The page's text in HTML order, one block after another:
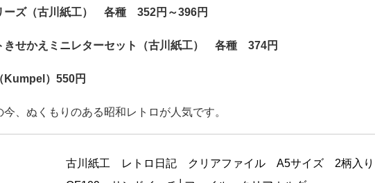
ップ】菅未里さんおすすめ！レトロ日記シリーズ＆
ートきせかえミニレターセット！
ーズ（古川紙工） 各種 352円～396円
きせかえミニレターセット（古川紙工） 各種 374円
Kumpel）550円